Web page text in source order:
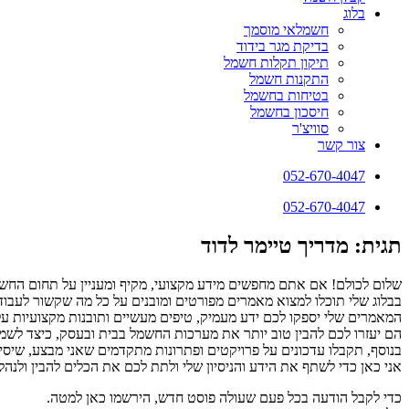
בלוג
חשמלאי מוסמך
בדיקת מגר בידוד
תיקון תקלות חשמל
התקנות חשמל
בטיחות בחשמל
חיסכון בחשמל
סוויצ'ר
צור קשר
052-670-4047
052-670-4047
תגית: מדריך טיימר לדוד
שלום לכולם! אם אתם מחפשים מידע מקצועי, מקיף ומעניין על תחום
בבלוג שלי תוכלו למצוא מאמרים מפורטים ומובנים על כל מה שקשור
המאמרים שלי יספקו לכם ידע מעמיק, טיפים מעשיים ותובנות
הם יעזרו לכם להבין טוב יותר את מערכות החשמל בבית ובעסק, כיצד
בנוסף, תקבלו עדכונים על פרויקטים ופתרונות מתקדמים שאני מבצע,
אני כאן כדי לשתף את הידע והניסיון שלי ולתת לכם את הכלים להבין
כדי לקבל הודעה בכל פעם שעולה פוסט חדש, הירשמו כאן למטה.